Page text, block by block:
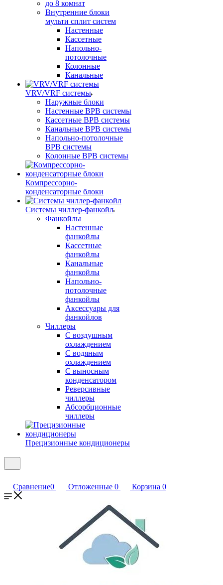
до 8 комнат
Внутренние блоки
мульти сплит систем
Настенные
Кассетные
Напольно-
потолочные
Колонные
Канальные
VRV/VRF системы
Наружные блоки
Настенные ВРВ системы
Кассетные ВРВ системы
Канальные ВРВ системы
Напольно-потолочные
ВРВ системы
Колонные ВРВ системы
Компрессорно-
конденсаторные блоки
Системы чиллер-фанкойл
Фанкойлы
Настенные
фанкойлы
Кассетные
фанкойлы
Канальные
фанкойлы
Напольно-
потолочные
фанкойлы
Аксессуары для
фанкойлов
Чиллеры
С воздушным
охлаждением
С водяным
охлаждением
С выносным
конденсатором
Реверсивные
чиллеры
Абсорбционные
чиллеры
Прецизионные кондиционеры
Сравнение0 Отложенные 0 Корзина 0